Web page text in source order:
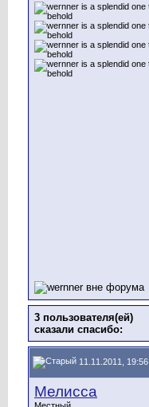
3 пользователя(ей)
сказали cпасибо:
11.11.2011, 19:56
Мелисса